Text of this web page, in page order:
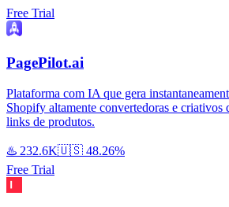
Free Trial
PagePilot.ai
Plataforma com IA que gera
Shopify altamente convertedoras e criativos
links de produtos.
♨️ 232.6K🇺🇸 48.26%
Free Trial